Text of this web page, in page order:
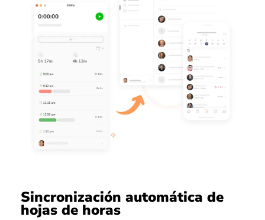
Sincronización automática de
hojas de horas